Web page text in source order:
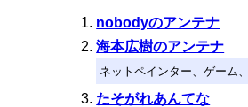
nobodyのアンテナ
海本広樹のアンテナ
ネットペインター、ゲーム
たそがれあんてな